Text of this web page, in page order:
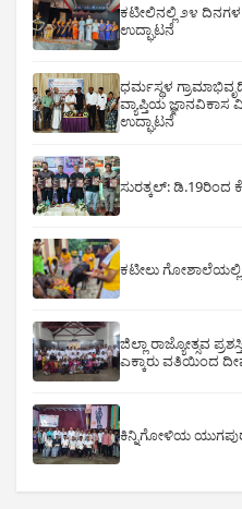
ಕಟೀಲಿನಲ್ಲಿ ೨೪
ಉದ್ಘಾಟನೆ
ಧರ್ಮಸ್ಥಳ
ವ್ಯಾಪ್ತಿಯ
ಉದ್ಘಾಟನೆ
ಸುರತ್ಕಲ್: ಡಿ‌.19ರಿಂದ
ಕಟೀಲು
ಜಿಲ್ಲಾ ರಾಜ್ಯೋತ್ಸವ
ಎಕ್ಕಾರು ವತಿಯಿಂದ
ಕಿನ್ನಿಗೋಳಿಯ